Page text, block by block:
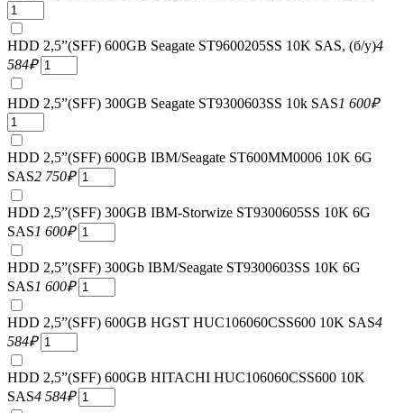
HDD 2,5”(SFF) 600GB Seagate ST9600205SS 10K SAS, (б/у)4
584₽
HDD 2,5”(SFF) 300GB Seagate ST9300603SS 10k SAS1 600₽
HDD 2,5”(SFF) 600GB IBM/Seagate ST600MM0006 10K 6G
SAS2 750₽
HDD 2,5”(SFF) 300GB IBM-Storwize ST9300605SS 10K 6G
SAS1 600₽
HDD 2,5”(SFF) 300Gb IBM/Seagate ST9300603SS 10K 6G
SAS1 600₽
HDD 2,5”(SFF) 600GB HGST HUC106060CSS600 10K SAS4
584₽
HDD 2,5”(SFF) 600GB HITACHI HUC106060CSS600 10K
SAS4 584₽